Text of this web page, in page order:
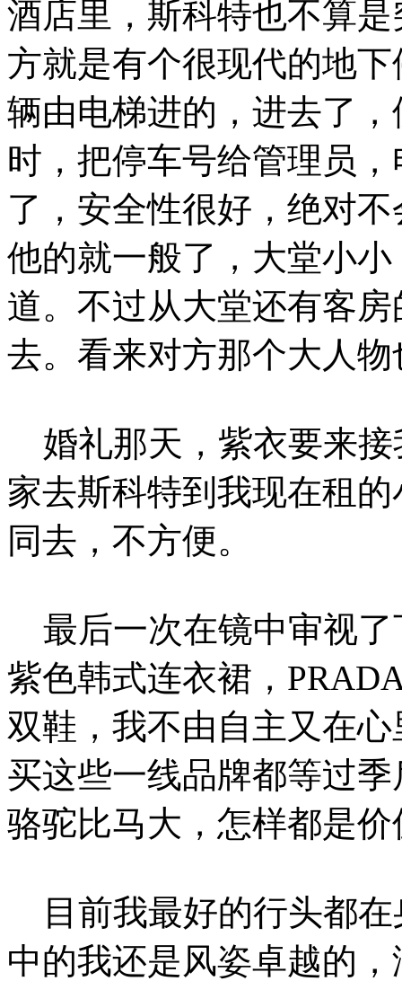
酒店里，斯科特也不算
方就是有个很现代的地
辆由电梯进的，进去了
时，把停车号给管理员
了，安全性很好，绝对
他的就一般了，大堂小
道。不过从大堂还有客
去。看来对方那个大人
婚礼那天，紫衣要来接
家去斯科特到我现在租
同去，不方便。
最后一次在镜中审视了
紫色韩式连衣裙，
双鞋，我不由自主又在
买这些一线品牌都等过
骆驼比马大，怎样都是
目前我最好的行头都在
中的我还是风姿卓越的